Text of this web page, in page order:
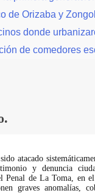
de Orizaba y
donde
de comedores
atacado
y denuncia
Penal de La Toma, en
graves anomalías,